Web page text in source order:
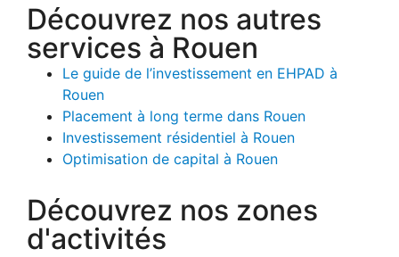
Découvrez nos autres
services à Rouen
Le guide de l’investissement en EHPAD à
Rouen
Placement à long terme dans Rouen
Investissement résidentiel à Rouen
Optimisation de capital à Rouen
Découvrez nos zones
d'activités